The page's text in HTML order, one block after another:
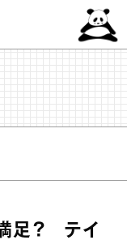
足？ テイ